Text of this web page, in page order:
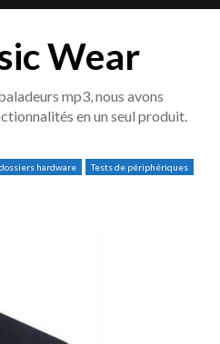
Wear
mp3, nous avons
en un seul produit.
hardware Tests de périphériques